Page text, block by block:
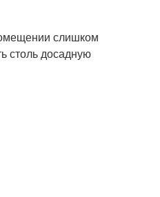
слишком
столь досадную